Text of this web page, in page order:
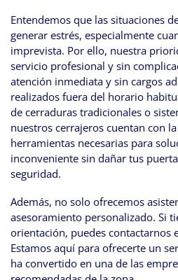
Entendemos que las situaciones
generar estrés, especialmente
imprevista. Por ello, nuestra
servicio profesional y sin
atención inmediata y sin cargos
realizados fuera del horario
de cerraduras tradicionales o
nuestros cerrajeros cuentan con
herramientas necesarias para
inconveniente sin dañar tus
seguridad.
Además, no solo ofrecemos
asesoramiento personalizado. Si
orientación, puedes contactarnos
Estamos aquí para ofrecerte un
ha convertido en una de las